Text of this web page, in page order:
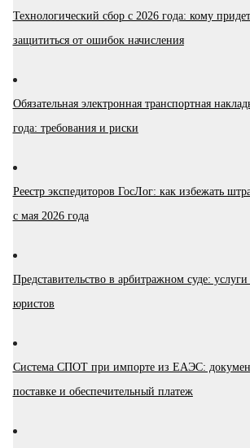
Технологический сбор с 2026 года: кому
защититься от ошибок начисления
Обязательная электронная транспортная
года: требования и риски
Реестр экспедиторов ГосЛог: как избежать
с мая 2026 года
Представительство в арбитражном суде:
юристов
Система СПОТ при импорте из ЕАЭС:
поставке и обеспечительный платеж